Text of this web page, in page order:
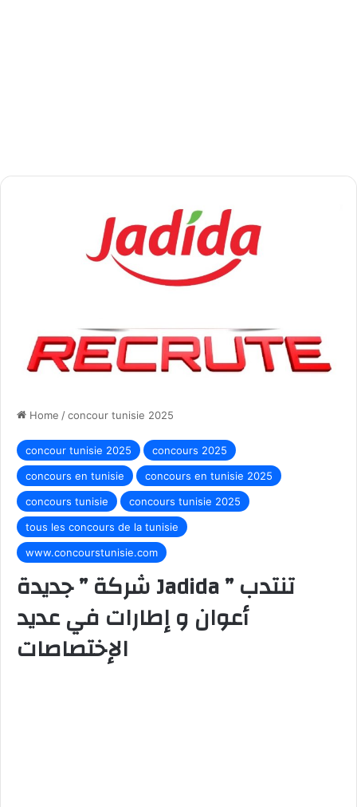
Home /concour tunisie 2025
concour tunisie 2025
concours 2025
concours en tunisie
concours en tunisie 2025
concours tunisie
concours tunisie 2025
tous les concours de la tunisie
www.concourstunisie.com
شركة ” جديدة Jadida ” تنتدب
أعوان و إطارات في عديد
الإختصاصات